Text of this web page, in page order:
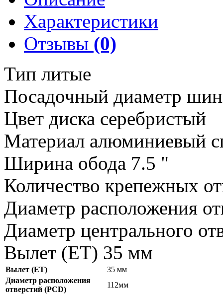
Характеристики
Отзывы (0)
Тип литые
Посадочный диаметр
Цвет диска серебристый
Материал алюминиевый
Ширина обода 7.5 "
Количество крепежных
Диаметр расположения
Диаметр центрального
Вылет (ET) 35 мм
Вылет (ET)
35 мм
Диаметр расположения
отверстий (PCD)
112мм